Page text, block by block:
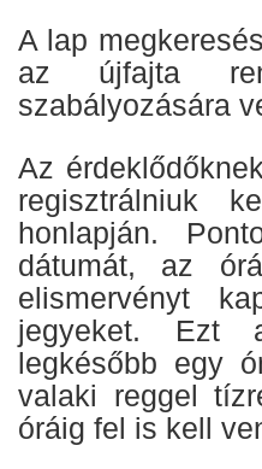
A lap
az újfajta
szabályozására
Az
regisztrálniuk
honlapján.
dátumát, az
elismervényt
jegyeket. Ezt
legkésőbb egy
valaki reggel
óráig fel is kell